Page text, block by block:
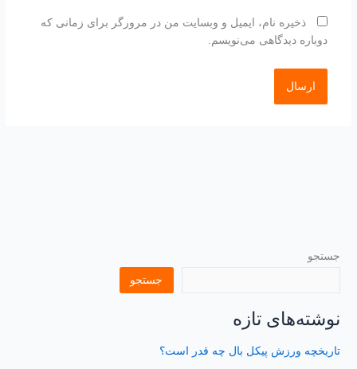
ذخیره نام، ایمیل و وبسایت من در مرورگر برای زمانی که
دوباره دیدگاهی می‌نویسم.
جستجو
جستجو
نوشته‌های تازه
تاریخچه ورزش پیکل بال چه قدر است؟